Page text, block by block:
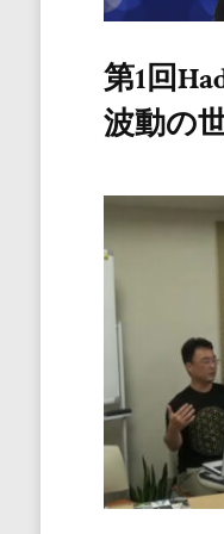
第1回
波動の